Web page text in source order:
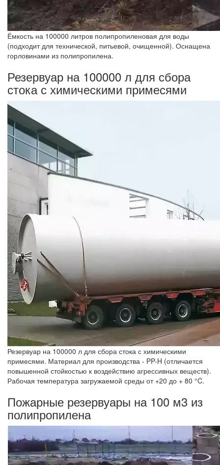
Ёмкость на 100000 литров полипропиленовая для воды
(подходит для технической, питьевой, очищенной). Оснащена
горловинами из полипропилена.
Резервуар на 100000 л для сбора
стока с химическими примесями
Резервуар на 100000 л для сбора стока с химическими
примесями. Материал для производства - PP-H (отличается
повышенной стойкостью к воздействию агрессивных веществ).
Рабочая температура загружаемой среды от +20 до + 80 °C.
Пожарные резервуары на 100 м3 из
полипропилена